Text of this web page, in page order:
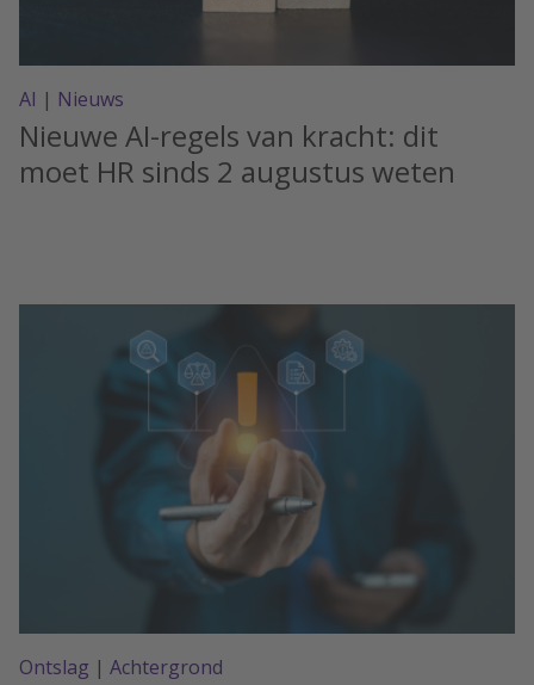
AI | Nieuws
Nieuwe AI-regels van kracht: dit
moet HR sinds 2 augustus weten
Ontslag | Achtergrond